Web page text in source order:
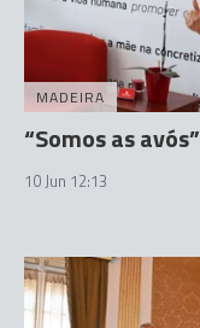
MADEIRA
“Somos as avós”
10 Jun 12:13